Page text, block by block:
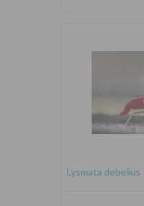
Lysmata debelius